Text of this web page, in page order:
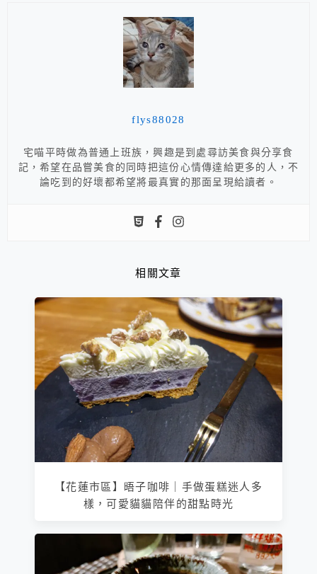
flys88028
宅喵平時做為普通上班族，興趣是到處尋訪美食與分享食
記，希望在品嘗美食的同時把這份心情傳達給更多的人，不
論吃到的好壞都希望將最真實的那面呈現給讀者。
相關文章
【花蓮市區】晤子咖啡｜手做蛋糕迷人多
樣，可愛貓貓陪伴的甜點時光